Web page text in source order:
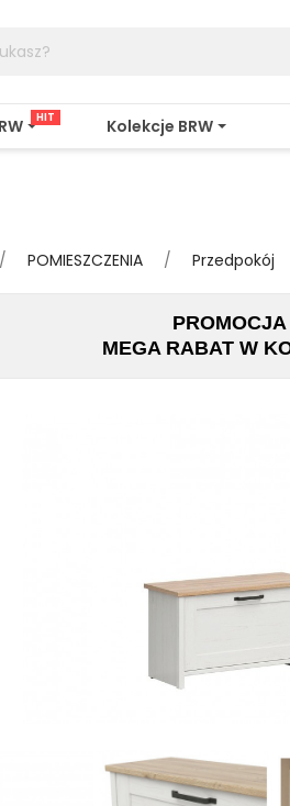
HIT Kolekcje BRW
POMIESZCZENIA Przedpokój
PROMOCJA
MEGA RABAT W